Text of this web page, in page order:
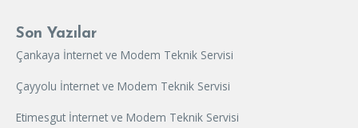
Son Yazılar
Çankaya İnternet ve Modem Teknik Servisi
Çayyolu İnternet ve Modem Teknik Servisi
Etimesgut İnternet ve Modem Teknik Servisi